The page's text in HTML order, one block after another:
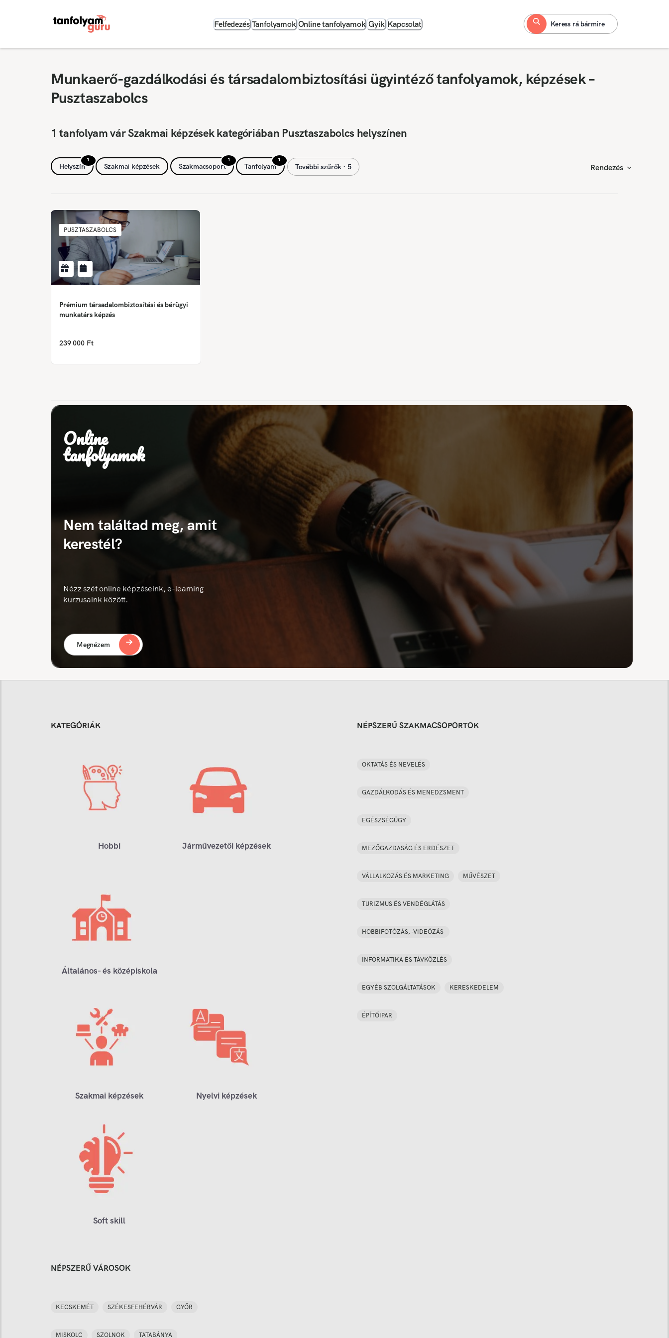
Felfedezés Tanfolyamok Online tanfolyamok Gyik Kapcsolat Keress rá bármire
Munkaerő-gazdálkodási és társadalombiztosítási ügyintéző tanfolyamok, képzések –
Pusztaszabolcs
1 tanfolyam vár Szakmai képzések kategóriában Pusztaszabolcs helyszínen
1
Helyszín Szakmai képzések
1
Szakmacsoport
1
Tanfolyam További szűrők ∙ 5 Rendezés
PUSZTASZABOLCS
Prémium társadalombiztosítási és bérügyi
munkatárs képzés
239 000 Ft
Online
tanfolyamok
Nem találtad meg, amit
kerestél?
Nézz szét online képzéseink, e-learning
kurzusaink között.
Megnézem
KATEGÓRIÁK
Hobbi Járművezetői képzések
Általános- és középiskola
Szakmai képzések Nyelvi képzések
Soft skill
NÉPSZERŰ SZAKMACSOPORTOK
OKTATÁS ÉS NEVELÉS
GAZDÁLKODÁS ÉS MENEDZSMENT
EGÉSZSÉGÜGY
MEZŐGAZDASÁG ÉS ERDÉSZET
VÁLLALKOZÁS ÉS MARKETING MŰVÉSZET
TURIZMUS ÉS VENDÉGLÁTÁS
HOBBIFOTÓZÁS, -VIDEÓZÁS
INFORMATIKA ÉS TÁVKÖZLÉS
EGYÉB SZOLGÁLTATÁSOK KERESKEDELEM
ÉPÍTŐIPAR
NÉPSZERŰ VÁROSOK
KECSKEMÉT SZÉKESFEHÉRVÁR GYŐR
MISKOLC SZOLNOK TATABÁNYA